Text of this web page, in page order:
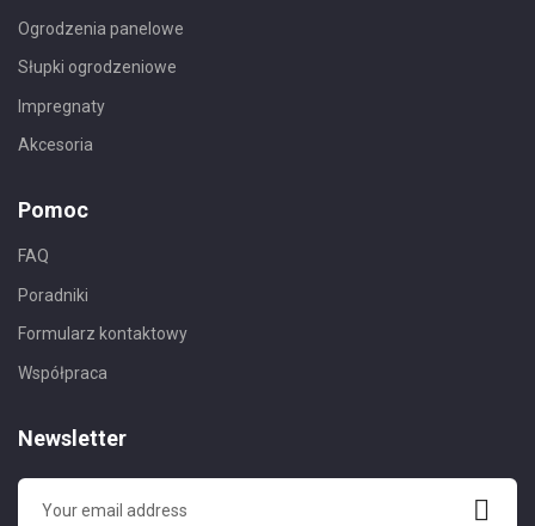
Ogrodzenia panelowe
Słupki ogrodzeniowe
Impregnaty
Akcesoria
Pomoc
FAQ
Poradniki
Formularz kontaktowy
Współpraca
Newsletter